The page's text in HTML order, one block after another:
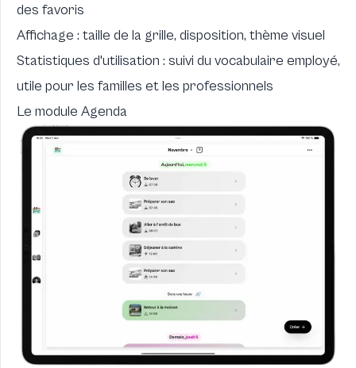
des favoris
Affichage : taille de la grille, disposition, thème visuel
Statistiques d'utilisation : suivi du vocabulaire employé,
utile pour les familles et les professionnels
Le module Agenda